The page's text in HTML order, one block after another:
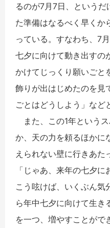
るのが7月7日、という
た準備はなるべく早くか
っている。すなわち、7
七夕に向けて動き出すの
かけてじっくり願いごと
飾りが出はじめたのを見
ごとはどうしよう」など
また、この1年という
か、天の力を頼るほかに
えられない壁に行きあた
「じゃあ、来年の七夕
こう呟けば、いくぶん気
ら年中七夕に向けて生き
を一つ、増やすことがで